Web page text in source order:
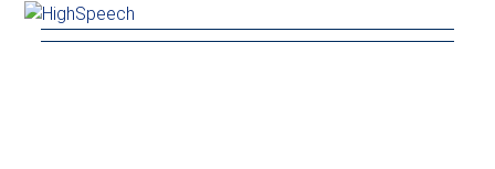
SkipOpen
Close